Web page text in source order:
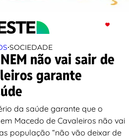
•SOCIEDADE
não vai sair de
garante
da saúde garante que o
Macedo de Cavaleiros não vai
população “não vão deixar de